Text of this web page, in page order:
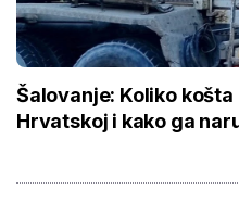
Šalovanje: Koliko
Hrvatskoj i kako ga